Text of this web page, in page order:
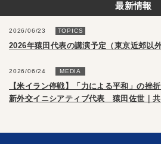
最新情報
2026/06/23 TOPICS
2026年猿田代表の講演予定（東京近郊以外
2026/06/24 MEDIA
【米イラン停戦】「力による平和」の
新外交イニシアティブ代表 猿田佐世｜